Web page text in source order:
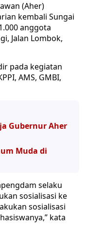
(Aher)
kembali Sungai
anggota
Jalan Lombok,
pada kegiatan
AMS, GMBI,
Gubernur Aher
Muda di
selaku
sosialisasi ke
sosialisasi
kata